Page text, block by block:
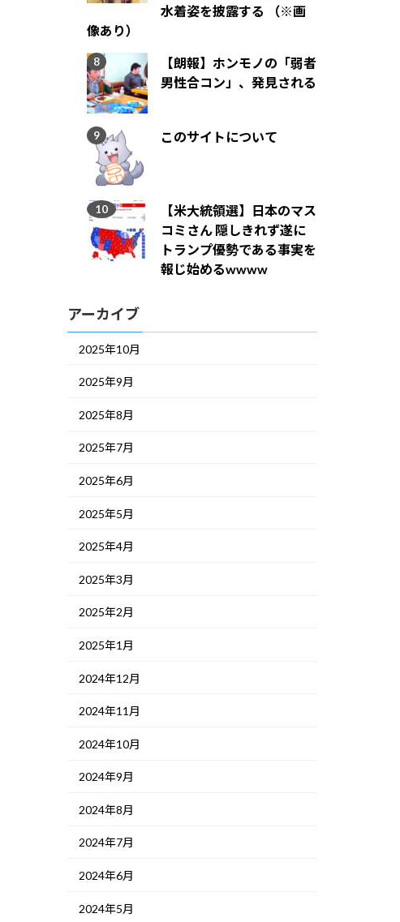
水着姿を披露する （※画
像あり）
【朗報】ホンモノの「弱者
男性合コン」、発見される
このサイトについて
【米大統領選】日本のマス
コミさん 隠しきれず遂に
トランプ優勢である事実を
報じ始めるwwww
アーカイブ
2025年10月
2025年9月
2025年8月
2025年7月
2025年6月
2025年5月
2025年4月
2025年3月
2025年2月
2025年1月
2024年12月
2024年11月
2024年10月
2024年9月
2024年8月
2024年7月
2024年6月
2024年5月